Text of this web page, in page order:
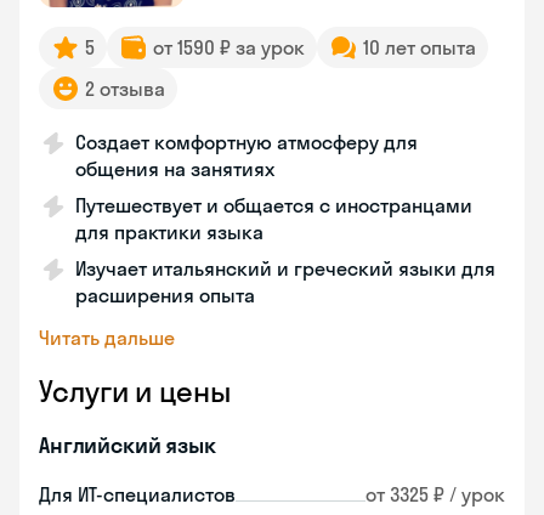
5 от 1590 ₽ за урок
10 лет опыта
2 отзыва
Создает комфортную атмосферу для
общения на занятиях
Путешествует и общается с иностранцами
для практики языка
Изучает итальянский и греческий языки для
расширения опыта
Читать дальше
Услуги и цены
Английский язык
Для ИТ-специалистов от 3325 ₽ / урок